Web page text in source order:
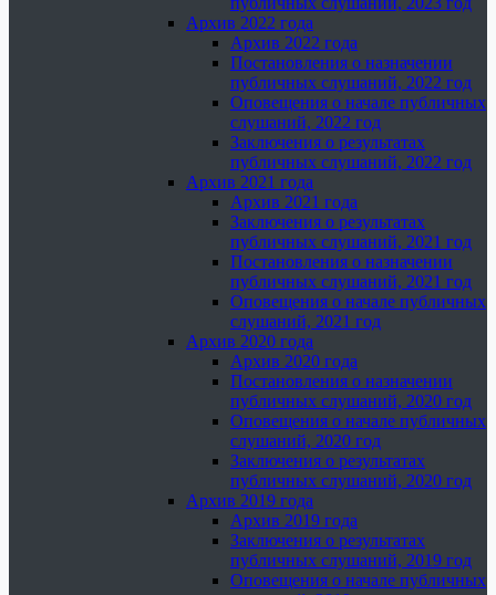
Архив 2022 года
Архив 2022 года
Постановления о назначении
публичных слушаний, 2022 год
Оповещения о начале публичных
слушаний, 2022 год
Заключения о результатах
публичных слушаний, 2022 год
Архив 2021 года
Архив 2021 года
Заключения о результатах
публичных слушаний, 2021 год
Постановления о назначении
публичных слушаний, 2021 год
Оповещения о начале публичных
слушаний, 2021 год
Архив 2020 года
Архив 2020 года
Постановления о назначении
публичных слушаний, 2020 год
Оповещения о начале публичных
слушаний, 2020 год
Заключения о результатах
публичных слушаний, 2020 год
Архив 2019 года
Архив 2019 года
Заключения о результатах
публичных слушаний, 2019 год
Оповещения о начале публичных